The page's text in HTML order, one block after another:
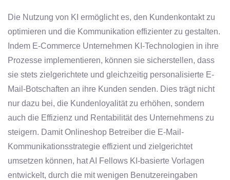
Die Nutzung von KI ermöglicht es, den Kundenkontakt zu
optimieren und die Kommunikation effizienter zu gestalten.
Indem E-Commerce Unternehmen KI-Technologien in ihre
Prozesse implementieren, können sie sicherstellen, dass
sie stets zielgerichtete und gleichzeitig personalisierte E-
Mail-Botschaften an ihre Kunden senden. Dies trägt nicht
nur dazu bei, die Kundenloyalität zu erhöhen, sondern
auch die Effizienz und Rentabilität des Unternehmens zu
steigern. Damit Onlineshop Betreiber die E-Mail-
Kommunikationsstrategie effizient und zielgerichtet
umsetzen können, hat AI Fellows KI-basierte Vorlagen
entwickelt, durch die mit wenigen Benutzereingaben